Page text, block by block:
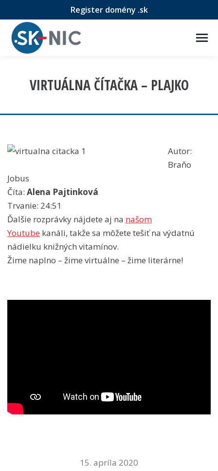
Register domény .sk
VIRTUÁLNA ČÍTAČKA – PLAJKO
Autor:
Braňo
Jobus
Číta: Alena Pajtinková
Trvanie: 24:51
Ďalšie rozprávky nájdete aj na našom
Youtube kanáli, takže sa môžete tešiť na výdatnú
nádielku knižných vitamínov.
Žime naplno – žime virtuálne – žime literárne!
15. apríla 2020